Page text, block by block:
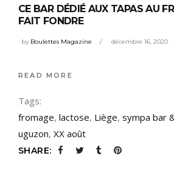
CE BAR DÉDIÉ AUX TAPAS AU
FAIT FONDRE
by Boulettes Magazine décembre 16, 2020
READ MORE
Tags:
fromage, lactose, Liège, sympa bar
uguzon, XX août
SHARE: